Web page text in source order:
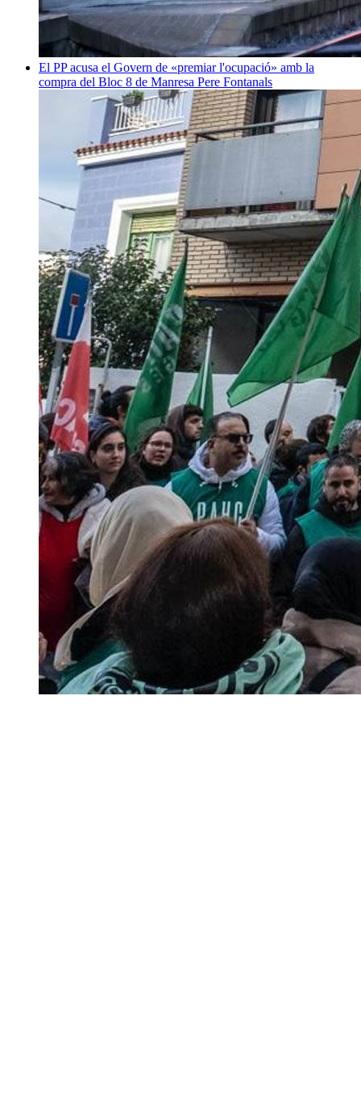
El PP acusa el Govern de «premiar l'ocupació» amb la
compra del Bloc 8 de Manresa Pere Fontanals